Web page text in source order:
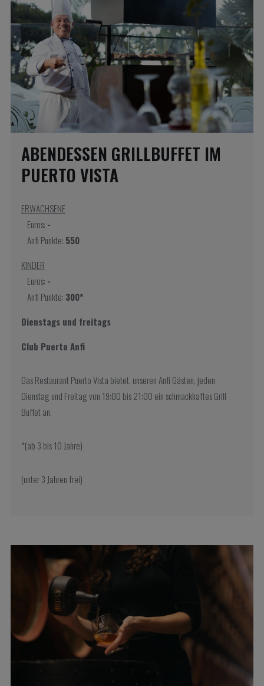
ABENDESSEN GRILLBUFFET IM
PUERTO VISTA
ERWACHSENE
Euros: -
Anfi Punkte: 550
KINDER
Euros: -
Anfi Punkte: 300*
Dienstags und freitags
Club Puerto Anfi
Das Restaurant Puerto Vista bietet, unseren Anfi Gästen, jeden
Dienstag und Freitag von 19:00 bis 21:00 ein schmackhaftes Grill
Buffet an.
*(ab 3 bis 10 Jahre)
(unter 3 Jahren frei)